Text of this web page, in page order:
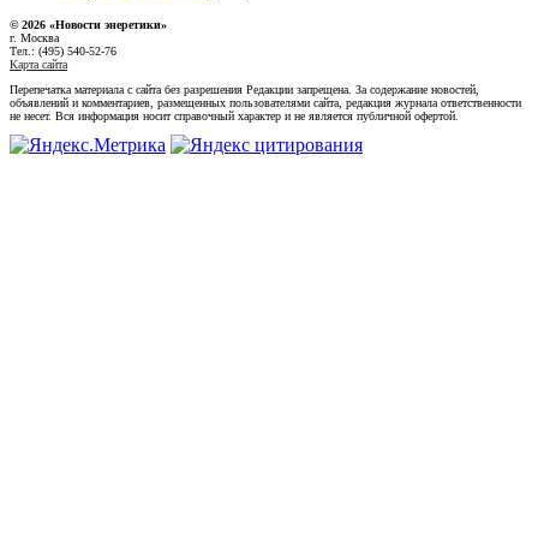
© 2026 «Новости энеретики»
г. Москва
Тел.: (495) 540-52-76
Карта сайта
Перепечатка материала с сайта без разрешения Редакции запрещена. За содержание новостей,
объявлений и комментариев, размещенных пользователями сайта, редакция журнала ответственности
не несет. Вся информация носит справочный характер и не является публичной офертой.